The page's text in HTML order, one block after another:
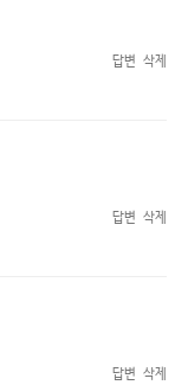
답변 삭제
답변 삭제
답변 삭제